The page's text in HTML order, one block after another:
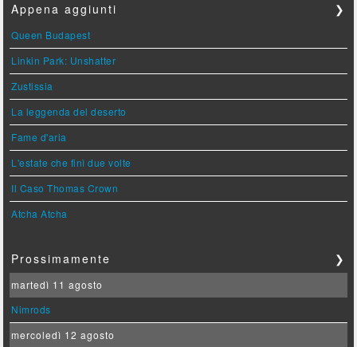
Appena aggiunti ❯
Queen Budapest
Linkin Park: Unshatter
Zustissia
La leggenda del deserto
Fame d'aria
L'estate che finì due volte
Il Caso Thomas Crown
Atcha Atcha
Prossimamente ❯
martedì 11 agosto
Nimrods
mercoledì 12 agosto